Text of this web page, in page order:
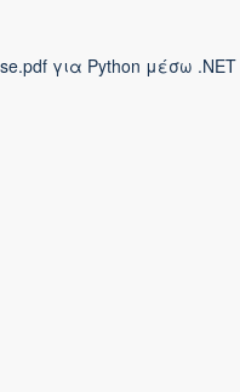
για Python μέσω